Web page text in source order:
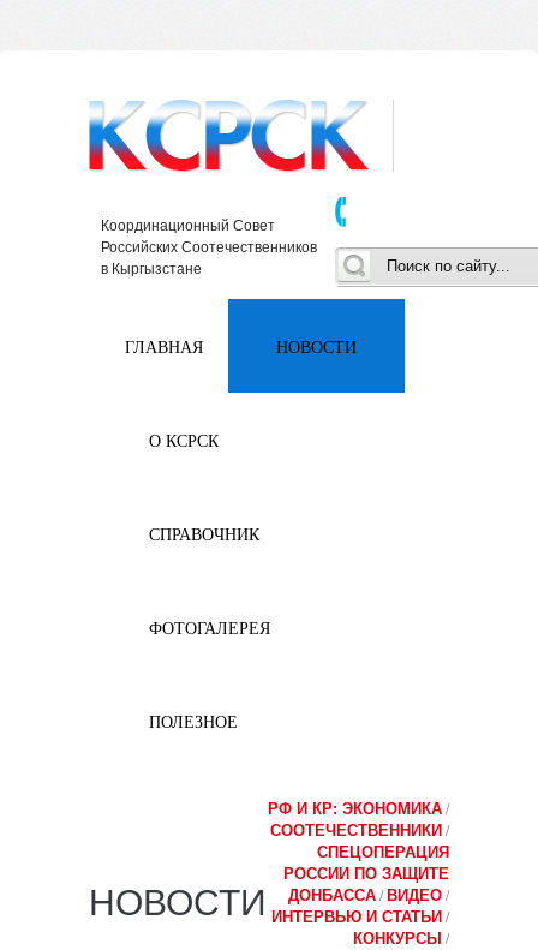
Координационный Совет
Российских Соотечественников
в Кыргызстане
ГЛАВНАЯ НОВОСТИ
О КСРСК
СПРАВОЧНИК
ФОТОГАЛЕРЕЯ
ПОЛЕЗНОЕ
НОВОСТИ
РФ И КР: ЭКОНОМИКА /
СООТЕЧЕСТВЕННИКИ /
СПЕЦОПЕРАЦИЯ
РОССИИ ПО ЗАЩИТЕ
ДОНБАССА / ВИДЕО /
ИНТЕРВЬЮ И СТАТЬИ /
КОНКУРСЫ /